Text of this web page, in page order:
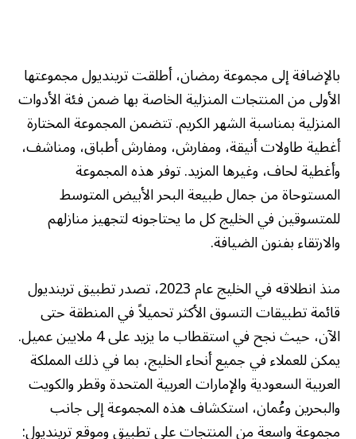
بالإضافة إلى مجموعة رمضان، أطلقت ترينديول مجموعتها
الأولى من المنتجات المنزلية الخاصة بها ضمن فئة الأدوات
المنزلية بمناسبة الشهر الكريم. تتضمن المجموعة المختارة
أغطية طاولات أنيقة، ومفارش، ومفارش أطباق، ومناشف،
وأغطية لحاف، وغيرها المزيد. توفر هذه المجموعة
المستوحاة من جمال طبيعة البحر الأبيض المتوسط
للمتسوقين في الخليج كل ما يحتاجونه لتجهيز منازلهم
والارتقاء بفنون الضيافة.
منذ انطلاقه في الخليج عام 2023، تصدر تطبيق ترينديول
قائمة تطبيقات التسوق الأكثر تحميلاً في المنطقة حتى
الآن، حيث نجح في استقطاب ما يزيد على 4 ملايين عميل.
يمكن للعملاء في جميع أنحاء الخليج، بما في ذلك المملكة
العربية السعودية والإمارات العربية المتحدة وقطر والكويت
والبحرين وعُمان، استكشاف هذه المجموعة إلى جانب
مجموعة واسعة من المنتجات على تطبيق وموقع ترينديول: